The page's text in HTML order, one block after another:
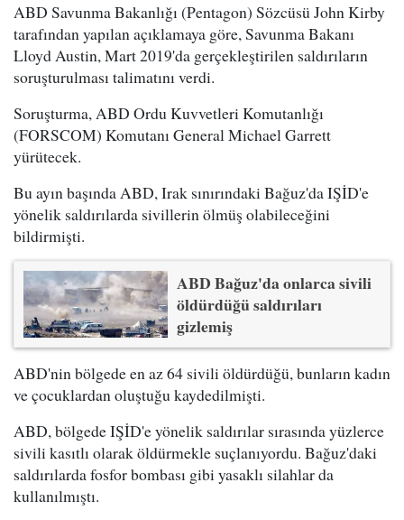
ABD Savunma Bakanlığı (Pentagon) Sözcüsü John Kirby
tarafından yapılan açıklamaya göre, Savunma Bakanı
Lloyd Austin, Mart 2019'da gerçekleştirilen saldırıların
soruşturulması talimatını verdi.
Soruşturma, ABD Ordu Kuvvetleri Komutanlığı
(FORSCOM) Komutanı General Michael Garrett
yürütecek.
Bu ayın başında ABD, Irak sınırındaki Bağuz'da IŞİD'e
yönelik saldırılarda sivillerin ölmüş olabileceğini
bildirmişti.
ABD Bağuz'da onlarca sivili
öldürdüğü saldırıları
gizlemiş
ABD'nin bölgede en az 64 sivili öldürdüğü, bunların kadın
ve çocuklardan oluştuğu kaydedilmişti.
ABD, bölgede IŞİD'e yönelik saldırılar sırasında yüzlerce
sivili kasıtlı olarak öldürmekle suçlanıyordu. Bağuz'daki
saldırılarda fosfor bombası gibi yasaklı silahlar da
kullanılmıştı.